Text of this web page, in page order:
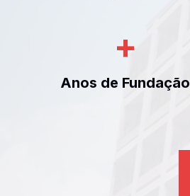
+
Anos de Fundação